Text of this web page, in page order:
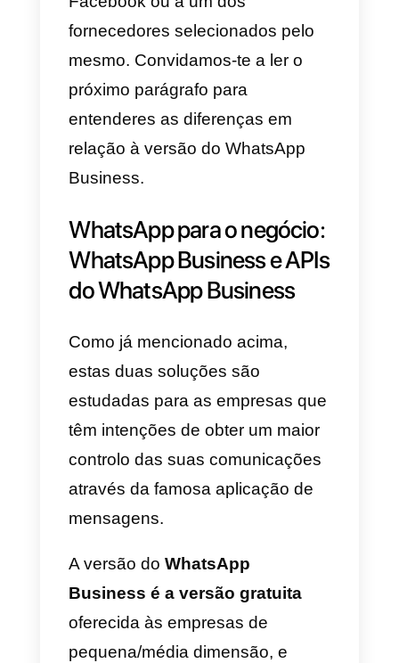
e as APIs do WhatsApp
Business. São soluções que
permitem às empresas, de
acordo com suas exigências,
interagir através da famosa
Mais concretamente, as APIs do
WhatsApp Business permitem
associar o WhatsApp a uma
plataforma externa
gestão mais estruturada das
conversas geradas com os
Um dos motivos pelos quais o
WhatsApp está a obrigar os
usuários a aceitar os novos
termos de utilização é